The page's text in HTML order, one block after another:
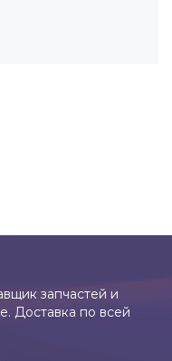
запчастей и
Доставка по всей